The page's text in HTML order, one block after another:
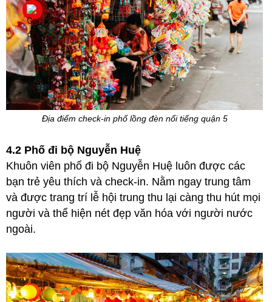
Địa điểm check-in phố lồng đèn nổi tiếng quận 5
4.2 Phố đi bộ Nguyễn Huệ
Khuôn viên phố đi bộ Nguyễn Huệ luôn được các
bạn trẻ yêu thích và check-in. Nằm ngay trung tâm
và được trang trí lễ hội trung thu lại càng thu hút mọi
người và thể hiện nét đẹp văn hóa với người nước
ngoài.